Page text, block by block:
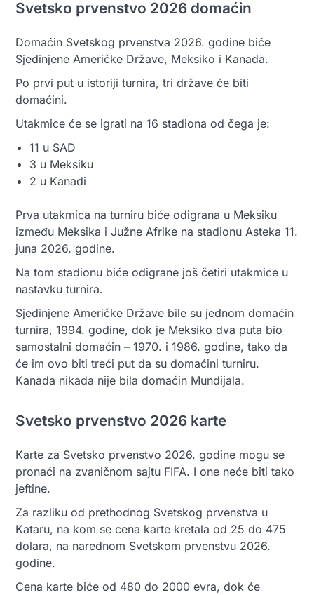
Svetsko prvenstvo 2026 domaćin
Domaćin Svetskog prvenstva 2026. godine biće
Sjedinjene Američke Države, Meksiko i Kanada.
Po prvi put u istoriji turnira, tri države će biti
domaćini.
Utakmice će se igrati na 16 stadiona od čega je:
11 u SAD
3 u Meksiku
2 u Kanadi
Prva utakmica na turniru biće odigrana u Meksiku
između Meksika i Južne Afrike na stadionu Asteka 11.
juna 2026. godine.
Na tom stadionu biće odigrane još četiri utakmice u
nastavku turnira.
Sjedinjene Američke Države bile su jednom domaćin
turnira, 1994. godine, dok je Meksiko dva puta bio
samostalni domaćin – 1970. i 1986. godine, tako da
će im ovo biti treći put da su domaćini turniru.
Kanada nikada nije bila domaćin Mundijala.
Svetsko prvenstvo 2026 karte
Karte za Svetsko prvenstvo 2026. godine mogu se
pronaći na zvaničnom sajtu FIFA. I one neće biti tako
jeftine.
Za razliku od prethodnog Svetskog prvenstva u
Kataru, na kom se cena karte kretala od 25 do 475
dolara, na narednom Svetskom prvenstvu 2026.
godine.
Cena karte biće od 480 do 2000 evra, dok će